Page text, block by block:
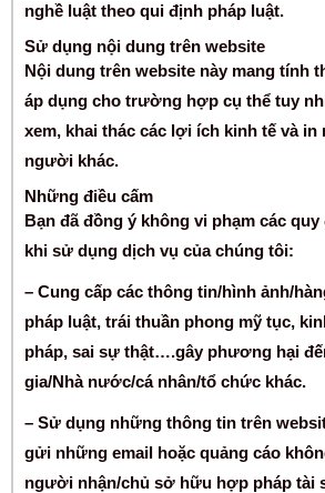
nghề luật theo qui định pháp luật.
Sử dụng nội dung trên website
Nội dung trên website này mang tính
áp dụng cho trường hợp cụ thể tuy
xem, khai thác các lợi ích kinh tế và in
người khác.
Những điều cấm
Bạn đã đồng ý không vi phạm các quy
khi sử dụng dịch vụ của chúng tôi:
– Cung cấp các thông tin/hình ảnh/
pháp luật, trái thuần phong mỹ tục,
pháp, sai sự thật….gây phương hại
gia/Nhà nước/cá nhân/tổ chức khác.
– Sử dụng những thông tin trên
gửi những email hoặc quảng cáo
người nhận/chủ sở hữu hợp pháp tài